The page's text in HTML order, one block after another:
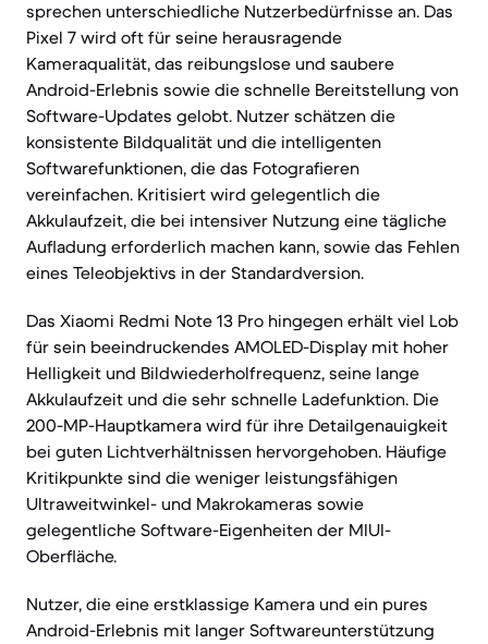
sprechen unterschiedliche Nutzerbedürfnisse an. Das
Pixel 7 wird oft für seine herausragende
Kameraqualität, das reibungslose und saubere
Android-Erlebnis sowie die schnelle Bereitstellung von
Software-Updates gelobt. Nutzer schätzen die
konsistente Bildqualität und die intelligenten
Softwarefunktionen, die das Fotografieren
vereinfachen. Kritisiert wird gelegentlich die
Akkulaufzeit, die bei intensiver Nutzung eine tägliche
Aufladung erforderlich machen kann, sowie das Fehlen
eines Teleobjektivs in der Standardversion.
Das Xiaomi Redmi Note 13 Pro hingegen erhält viel Lob
für sein beeindruckendes AMOLED-Display mit hoher
Helligkeit und Bildwiederholfrequenz, seine lange
Akkulaufzeit und die sehr schnelle Ladefunktion. Die
200-MP-Hauptkamera wird für ihre Detailgenauigkeit
bei guten Lichtverhältnissen hervorgehoben. Häufige
Kritikpunkte sind die weniger leistungsfähigen
Ultraweitwinkel- und Makrokameras sowie
gelegentliche Software-Eigenheiten der MIUI-
Oberfläche.
Nutzer, die eine erstklassige Kamera und ein pures
Android-Erlebnis mit langer Softwareunterstützung